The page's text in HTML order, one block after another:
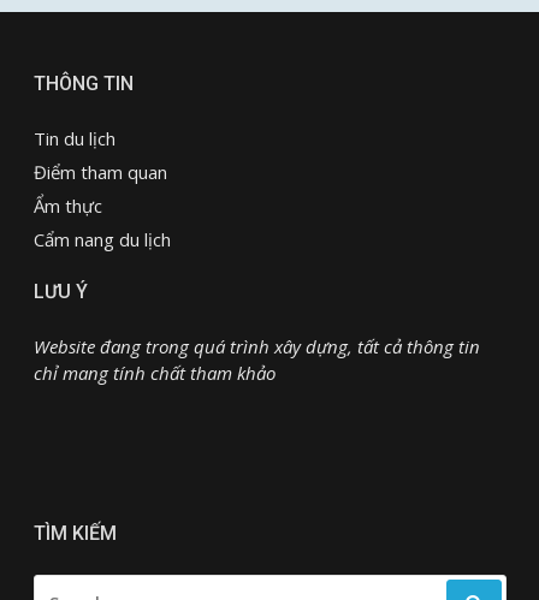
THÔNG TIN
Tin du lịch
Điểm tham quan
Ẩm thực
Cẩm nang du lịch
LƯU Ý
Website đang trong quá trình xây dựng, tất cả thông tin
chỉ mang tính chất tham khảo
TÌM KIẾM